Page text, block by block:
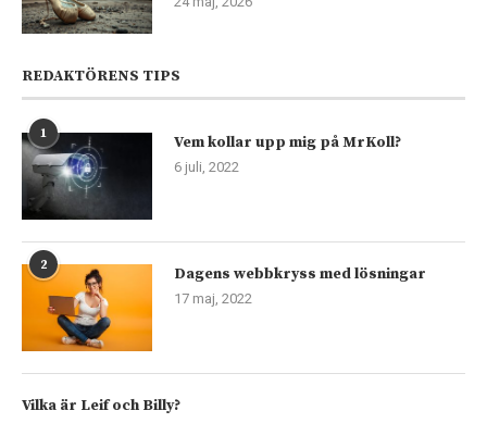
REDAKTÖRENS TIPS
1 Vem kollar upp mig på MrKoll?
6 juli, 2022
2 Dagens webbkryss med lösningar
17 maj, 2022
Vilka är Leif och Billy?